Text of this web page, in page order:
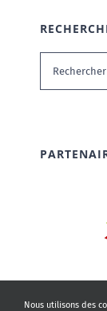
Rechercher:
Nous utilisons des